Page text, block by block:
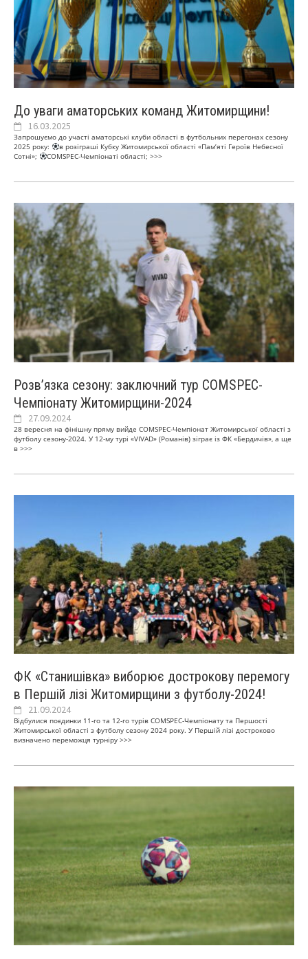
До уваги аматорських команд Житомирщини!
16.03.2025
Запрошуємо до участі аматорські клуби області в футбольних перегонах сезону
2025 року:
в розіграші Кубку Житомирської області «Памʼяті Героїв Небесної
Сотні»;
COMSPEC-Чемпіонаті області;>>>
Розв’язка сезону: заключний тур СOMSPEC-
Чемпіонату Житомирщини-2024
27.09.2024
28 вересня на фінішну пряму вийде СOMSPEC-Чемпіонат Житомирської області з
футболу сезону-2024. У 12-му турі «VIVAD» (Романів) зіграє із ФК «Бердичів», а ще
в >>>
ФК «Станишівка» виборює дострокову перемогу
в Першій лізі Житомирщини з футболу-2024!
21.09.2024
Відбулися поєдинки 11-го та 12-го турів СOMSPEC-Чемпіонату та Першості
Житомирської області з футболу сезону 2024 року. У Першій лізі достроково
визначено переможця турніру >>>